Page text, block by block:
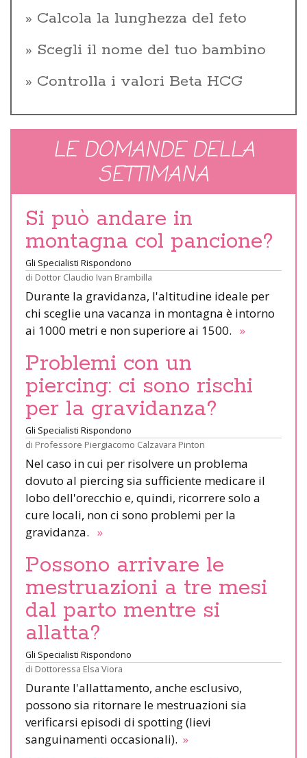
Calcola la lunghezza del feto
Scegli il nome del tuo bambino
Controlla i valori Beta HCG
LE DOMANDE DELLA
SETTIMANA
Si può andare in
montagna col pancione?
Gli Specialisti Rispondono
di Dottor Claudio Ivan Brambilla
Durante la gravidanza, l'altitudine ideale per
chi sceglie una vacanza in montagna è intorno
ai 1000 metri e non superiore ai 1500. »
Problemi con un
piercing: ci sono rischi
per la gravidanza?
Gli Specialisti Rispondono
di Professore Piergiacomo Calzavara Pinton
Nel caso in cui per risolvere un problema
dovuto al piercing sia sufficiente medicare il
lobo dell'orecchio e, quindi, ricorrere solo a
cure locali, non ci sono problemi per la
gravidanza. »
Possono arrivare le
mestruazioni a tre mesi
dal parto mentre si
allatta?
Gli Specialisti Rispondono
di Dottoressa Elsa Viora
Durante l'allattamento, anche esclusivo,
possono sia ritornare le mestruazioni sia
verificarsi episodi di spotting (lievi
sanguinamenti occasionali). »